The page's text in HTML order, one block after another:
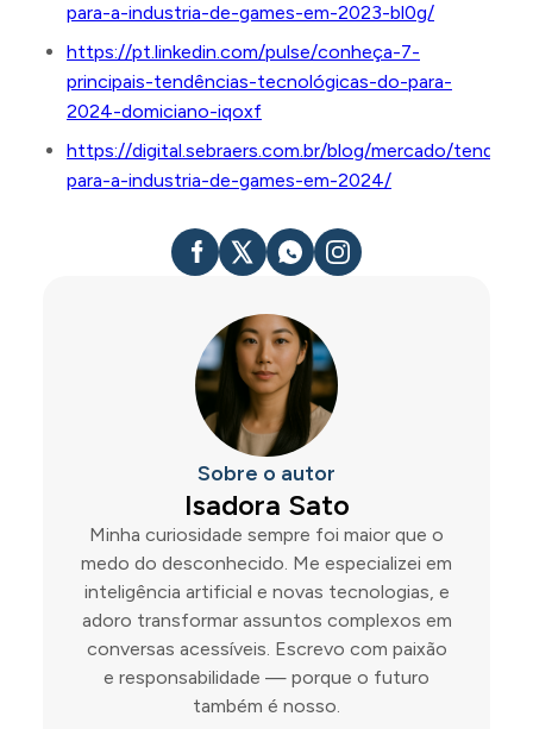
para-a-industria-de-games-em-2023-bl0g/
https://pt.linkedin.com/pulse/conheça-7-
principais-tendências-tecnológicas-do-para-
2024-domiciano-iqoxf
https://digital.sebraers.com.br/blog/mercado/
para-a-industria-de-games-em-2024/
Sobre o autor
Isadora Sato
Minha curiosidade sempre foi maior que o
medo do desconhecido. Me especializei em
inteligência artificial e novas tecnologias, e
adoro transformar assuntos complexos em
conversas acessíveis. Escrevo com paixão
e responsabilidade — porque o futuro
também é nosso.